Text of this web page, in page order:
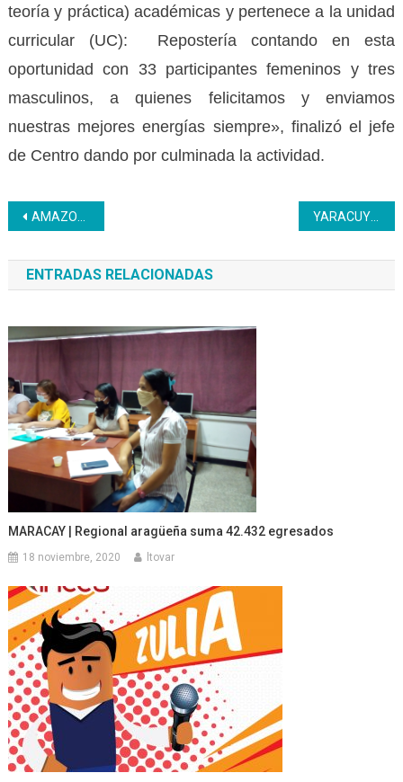
teoría y práctica) académicas y pertenece a la unidad
curricular (UC): Repostería contando en esta
oportunidad con 33 participantes femeninos y tres
masculinos, a quienes felicitamos y enviamos
nuestras mejores energías siempre», finalizó el jefe
de Centro dando por culminada la actividad.
Navegación
de
entradas
AMAZONAS | Inces celebra el cierre de la semana aniversario del Programa Nacional de Aprendizaje junto a jóvenes aprendices YARACUY | Escuela para padres atendió a 65 participantes en segundo encuentro
ENTRADAS RELACIONADAS
MARACAY | Regional aragüeña suma 42.432 egresados
18 noviembre, 2020 ltovar